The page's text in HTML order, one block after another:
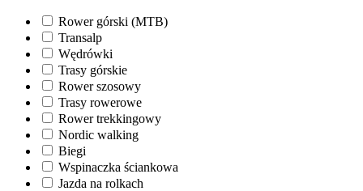
Rower górski (MTB)
Transalp
Wędrówki
Trasy górskie
Rower szosowy
Trasy rowerowe
Rower trekkingowy
Nordic walking
Biegi
Wspinaczka ściankowa
Jazda na rolkach